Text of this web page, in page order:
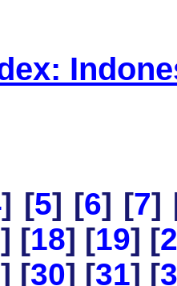
] [5] [6] [7]
] [18] [19] [
] [30] [31] [